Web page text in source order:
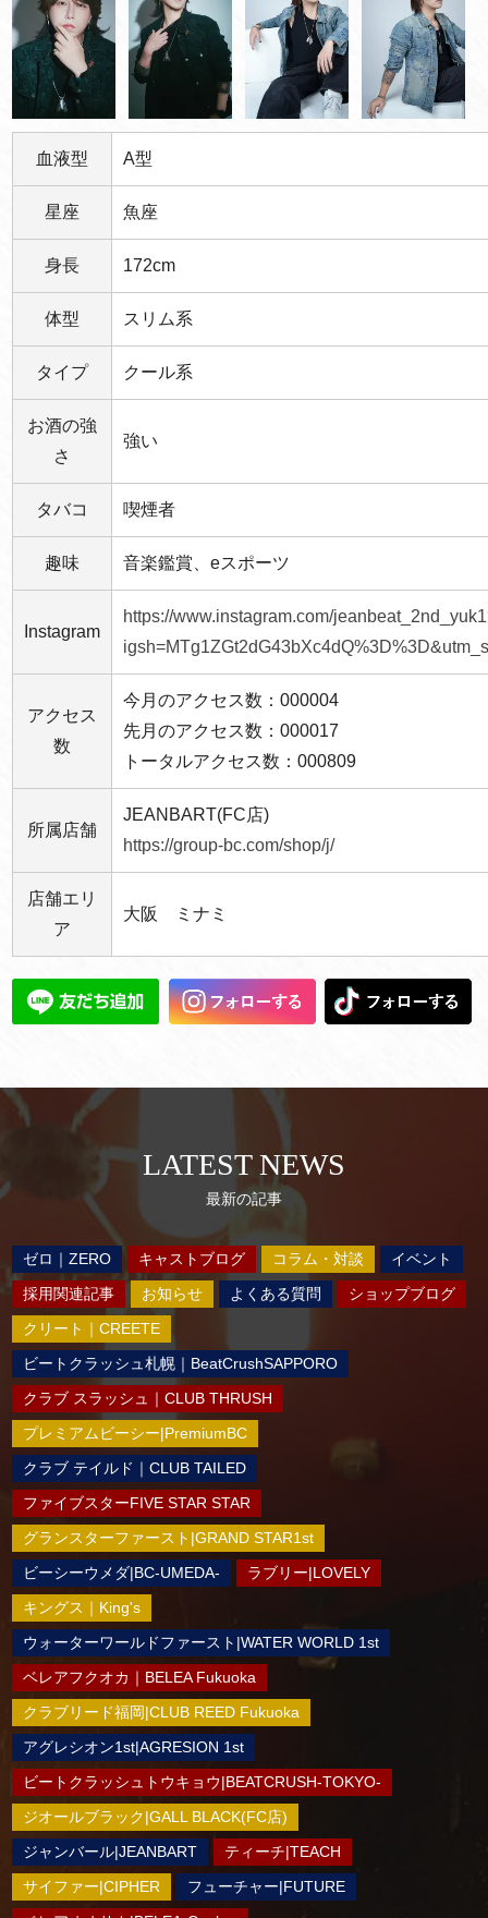
血液型 A型
星座 魚座
身長 172cm
体型 スリム系
タイプ クール系
お酒の強
さ
強い
タバコ 喫煙者
趣味 音楽鑑賞、eスポーツ
Instagram
https://www.instagram.com/
アクセス
数
今月のアクセス数：000004
先月のアクセス数：000017
トータルアクセス数：000809
所属店舗
JEANBART(FC店)
https://group-bc.com/shop/j/
店舗エリ
ア
大阪 ミナミ
LATEST NEWS
最新の記事
ゼロ｜ZERO キャストブログ コラム・対談
イベント
採用関連記事
お知らせ よくある質問
ショップブログ
クリート｜CREETE
ビートクラッシュ札幌｜BeatCrushSAPPORO
クラブ スラッシュ｜CLUB THRUSH
プレミアムビーシー|PremiumBC
クラブ テイルド｜CLUB TAILED
ファイブスターFIVE STAR STAR
グランスターファースト|GRAND STAR1st
ビーシーウメダ|BC-UMEDA-
ラブリー|LOVELY
キングス｜King's
ウォーターワールドファースト|WATER WORLD 1st
ベレアフクオカ｜BELEA Fukuoka
クラブリード福岡|CLUB REED Fukuoka
アグレシオン1st|AGRESION 1st
ビートクラッシュトウキョウ|BEATCRUSH-TOKYO-
ジオールブラック|GALL BLACK(FC店)
ジャンバール|JEANBART
ティーチ|TEACH
サイファー|CIPHER
フューチャー|FUTURE